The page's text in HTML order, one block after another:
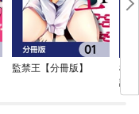
監禁王【分冊版】
植
記
裏